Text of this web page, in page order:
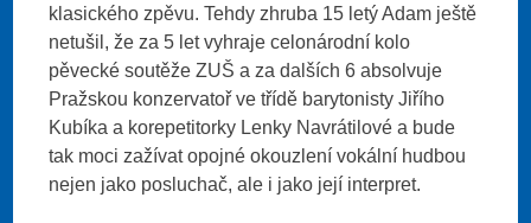
klasického zpěvu. Tehdy zhruba 15 letý Adam ještě
netušil, že za 5 let vyhraje celonárodní kolo
pěvecké soutěže ZUŠ a za dalších 6 absolvuje
Pražskou konzervatoř ve třídě barytonisty Jiřího
Kubíka a korepetitorky Lenky Navrátilové a bude
tak moci zažívat opojné okouzlení vokální hudbou
nejen jako posluchač, ale i jako její interpret.